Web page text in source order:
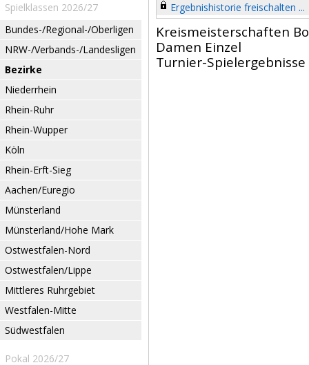
Spielklassen 2026/27
Bundes-/Regional-/Oberligen
NRW-/Verbands-/Landesligen
Bezirke
Niederrhein
Rhein-Ruhr
Rhein-Wupper
Köln
Rhein-Erft-Sieg
Aachen/Euregio
Münsterland
Münsterland/Hohe Mark
Ostwestfalen-Nord
Ostwestfalen/Lippe
Mittleres Ruhrgebiet
Westfalen-Mitte
Südwestfalen
Pokal 2026/27
Ergebnishistorie freischalten ...
Kreismeisterschaften
Damen Einzel
Turnier-Spielergebnisse